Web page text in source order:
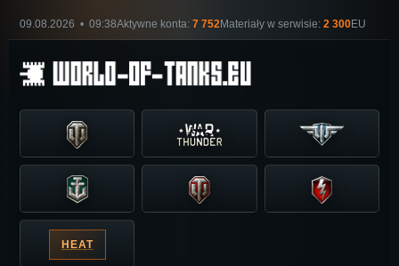
09.08.2026 • 09:38Aktywne konta: 7 752Materiały w serwisie: 2 300EU
HEAT